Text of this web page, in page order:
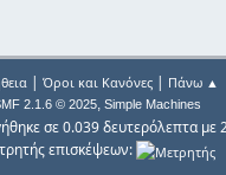
| Όροι και Κανόνες| Πάνω ▲
2.1.6 © 2025, Simple Machines
σε 0.039 δευτερόλεπτα με
επισκέψεων: